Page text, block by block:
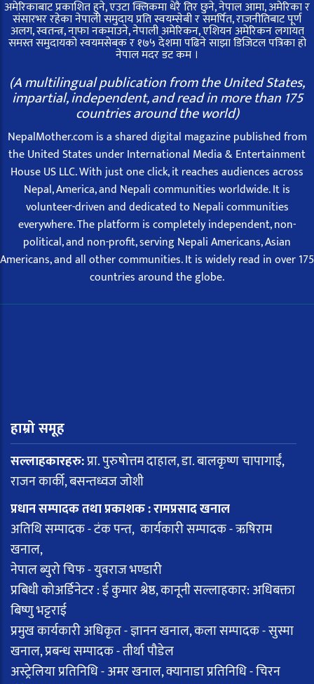
अमेरिकाबाट प्रकाशित हुने, एउटा क्लिकमा धेरै तिर छुने, नेपाल आमा, अमेरिका र
संसारभर रहेका नेपाली समुदाय प्रति स्वयम्सेबी र समर्पित, राजनीतिबाट पूर्ण
अलग, स्वतन्त्र, नाफा नकमाउने, नेपाली अमेरिकन, एशियन अमेरिकन लगायत
समस्त समुदायको स्वयमसेबक र १७५ देशमा पढिने साझा डिजिटल पत्रिका हो
नेपाल मदर डट कम ।
(A multilingual publication from the United States,
impartial, independent, and read in more than 175
countries around the world)
NepalMother.com is a shared digital magazine published from
the United States under International Media & Entertainment
House US LLC. With just one click, it reaches audiences across
Nepal, America, and Nepali communities worldwide. It is
volunteer-driven and dedicated to Nepali communities
everywhere. The platform is completely independent, non-
political, and non-profit, serving Nepali Americans, Asian
Americans, and all other communities. It is widely read in over 175
countries around the globe.
हाम्रो समूह
सल्लाहकारहरु:प्रा. पुरुषोत्तम दाहाल, डा. बालकृष्ण चापागाईं,
राजन कार्की, बसन्तध्वज जोशी
प्रधान सम्पादक तथा प्रकाशक : रामप्रसाद खनाल
अतिथि सम्पादक - टंक पन्त, कार्यकारी सम्पादक - ऋषिराम
खनाल,
नेपाल ब्युरो चिफ - युवराज भण्डारी
प्रबिधी कोअर्डिनेटर : ई कुमार श्रेष्ठ, कानूनी सल्लाहकार: अधिबक्ता
बिष्णु भट्टराई
प्रमुख कार्यकारी अधिकृत - ज्ञानन खनाल, कला सम्पादक - सुस्मा
खनाल, प्रबन्ध सम्पादक - तीर्था पौडेल
अस्ट्रेलिया प्रतिनिधि - अमर खनाल, क्यानाडा प्रतिनिधि - चिरन